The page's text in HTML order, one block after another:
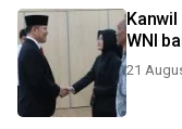
WNI
21